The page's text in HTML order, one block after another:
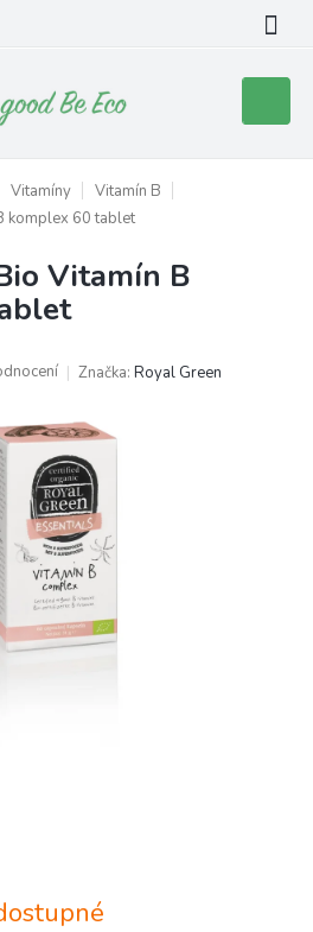
košík
Vitamíny
Vitamín B
komplex 60 tablet
Vitamín B
Značka: Royal Green